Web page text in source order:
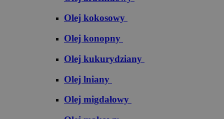
Olej kokosowy
Olej konopny
Olej kukurydziany
Olej lniany
Olej migdałowy